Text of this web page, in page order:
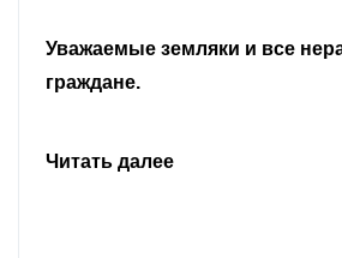
Уважаемые земляки и все
граждане.
Читать далее